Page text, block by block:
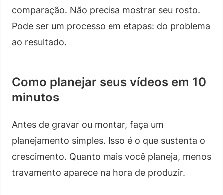
comparação. Não precisa mostrar seu rosto.
Pode ser um processo em etapas: do problema
ao resultado.
Como planejar seus vídeos em 10
minutos
Antes de gravar ou montar, faça um
planejamento simples. Isso é o que sustenta o
crescimento. Quanto mais você planeja, menos
travamento aparece na hora de produzir.